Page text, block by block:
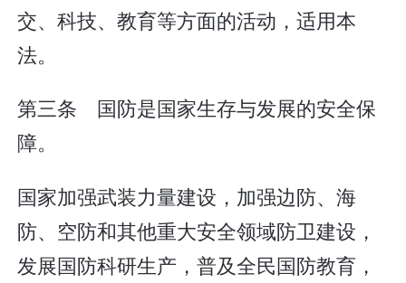
交、科技、教育等方面的活动，适用本
法。
第三条 国防是国家生存与发展的安全保
障。
国家加强武装力量建设，加强边防、海
防、空防和其他重大安全领域防卫建设，
发展国防科研生产，普及全民国防教育，